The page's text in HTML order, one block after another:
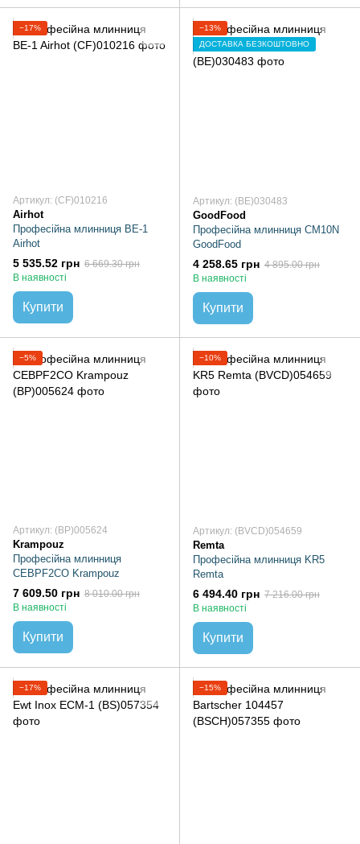
−17%
Артикул: (CF)010216
Airhot
Професійна млинниця BE-1
Airhot
5 535.52 грн 6 669.30 грн
В наявності
Купити
−13%
ДОСТАВКА БЕЗКОШТОВНО
Артикул: (BE)030483
GoodFood
Професійна млинниця CM10N
GoodFood
4 258.65 грн 4 895.00 грн
В наявності
Купити
−5%
Артикул: (BP)005624
Krampouz
Професійна млинниця
CEBPF2CO Krampouz
7 609.50 грн 8 010.00 грн
В наявності
Купити
−10%
Артикул: (BVCD)054659
Remta
Професійна млинниця KR5
Remta
6 494.40 грн 7 216.00 грн
В наявності
Купити
−17% −15%